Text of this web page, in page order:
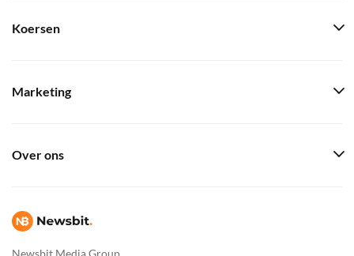
Newsbit Media Group
Koersen
Marketing
Over ons